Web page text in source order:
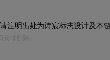
注明出处为诗宸标志设计及本